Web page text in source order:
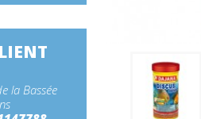
la Bassée